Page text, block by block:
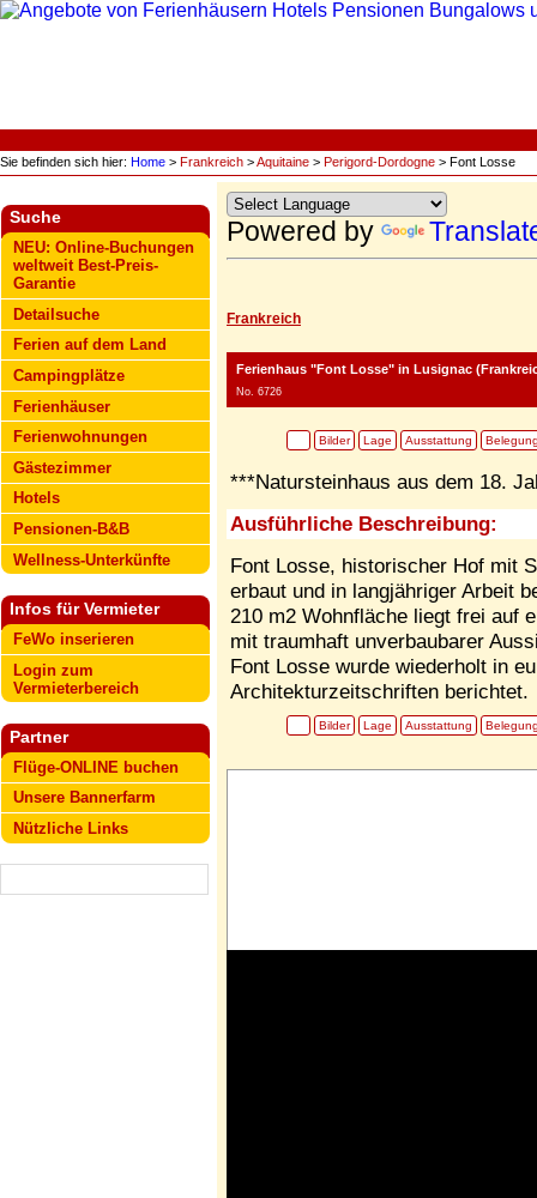
Sie befinden sich hier: Home > Frankreich >Aquitaine > Perigord-Dordogne > Font Losse
Suche
NEU: Online-Buchungen
weltweit Best-Preis-
Garantie
Detailsuche
Ferien auf dem Land
Campingplätze
Ferienhäuser
Ferienwohnungen
Gästezimmer
Hotels
Pensionen-B&B
Wellness-Unterkünfte
Infos für Vermieter
FeWo inserieren
Login zum
Vermieterbereich
Partner
Flüge-ONLINE buchen
Unsere Bannerfarm
Nützliche Links
Powered by
Frankreich
Ferienhaus "Font Losse" in Lusignac
No. 6726
Bilder Lage Ausstattung
***Natursteinhaus aus dem 18.
Ausführliche Beschreibung:
Font Losse, historischer Hof mit
erbaut und in langjähriger Arbeit
210 m2 Wohnfläche liegt frei auf
mit traumhaft unverbaubarer
Font Losse wurde wiederholt in
Architekturzeitschriften berichtet.
Bilder Lage Ausstattung